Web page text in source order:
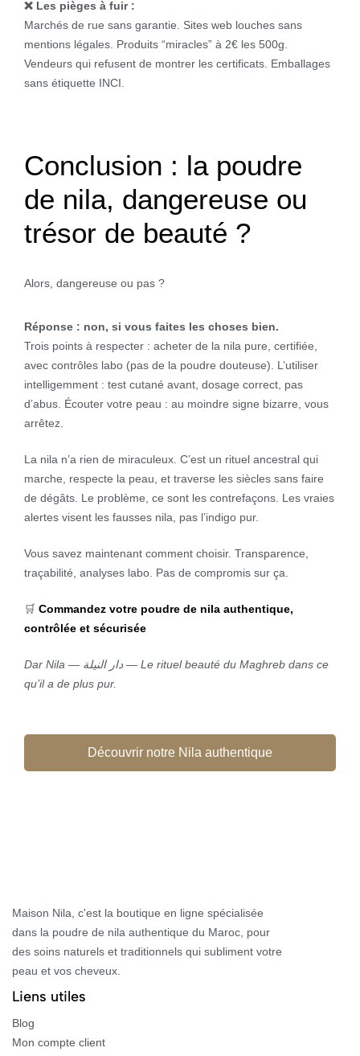
❌ Les pièges à fuir :
Marchés de rue sans garantie. Sites web louches sans
mentions légales. Produits “miracles” à 2€ les 500g.
Vendeurs qui refusent de montrer les certificats. Emballages
sans étiquette INCI.
Conclusion : la poudre
de nila, dangereuse ou
trésor de beauté ?
Alors, dangereuse ou pas ?
Réponse : non, si vous faites les choses bien.
Trois points à respecter : acheter de la nila pure, certifiée,
avec contrôles labo (pas de la poudre douteuse). L’utiliser
intelligemment : test cutané avant, dosage correct, pas
d’abus. Écouter votre peau : au moindre signe bizarre, vous
arrêtez.
La nila n’a rien de miraculeux. C’est un rituel ancestral qui
marche, respecte la peau, et traverse les siècles sans faire
de dégâts. Le problème, ce sont les contrefaçons. Les vraies
alertes visent les fausses nila, pas l’indigo pur.
Vous savez maintenant comment choisir. Transparence,
traçabilité, analyses labo. Pas de compromis sur ça.
🛒 Commandez votre poudre de nila authentique,
contrôlée et sécurisée
Dar Nila — دار النيلة — Le rituel beauté du Maghreb dans ce
qu’il a de plus pur.
Découvrir notre Nila authentique
Maison Nila, c'est la boutique en ligne spécialisée
dans la poudre de nila authentique du Maroc, pour
des soins naturels et traditionnels qui subliment votre
peau et vos cheveux.
Liens utiles
Blog
Mon compte client